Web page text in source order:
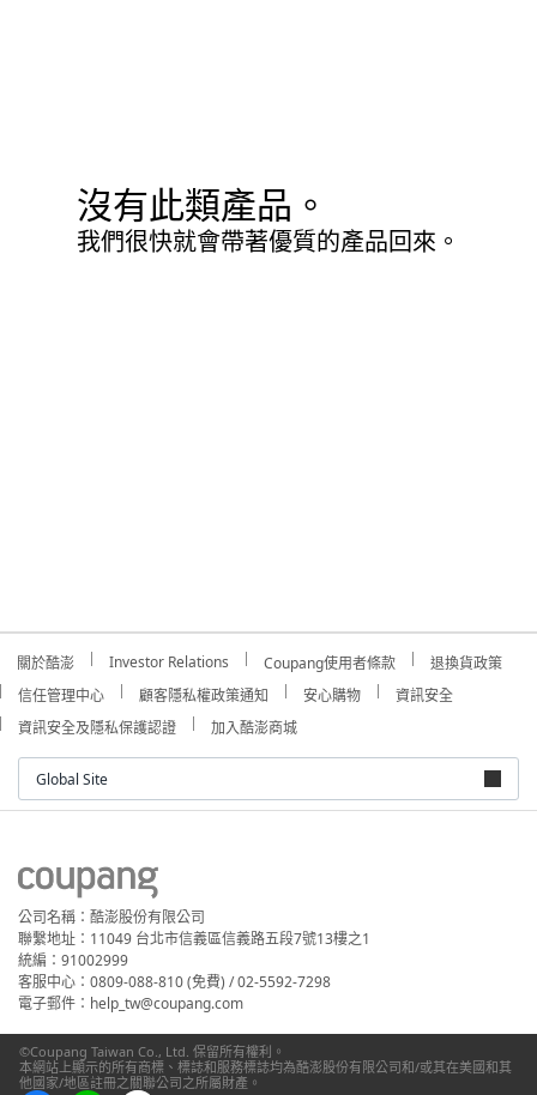
沒有此類產品。
我們很快就會帶著優質的產品回來。
關於酷澎 Investor Relations Coupang使用者條款
退換貨政策
信任管理中心
顧客隱私權政策通知 安心購物
資訊安全
資訊安全及隱私保護認證
加入酷澎商城
Global Site
公司名稱：酷澎股份有限公司
聯繫地址：11049 台北市信義區信義路五段7號13樓之1
統編：91002999
客服中心：0809-088-810 (免費) / 02-5592-7298
電子郵件：help_tw@coupang.com
©Coupang Taiwan Co., Ltd. 保留所有權利。
本網站上顯示的所有商標、標誌和服務標誌均為酷澎股份有限公司和/或其在美國和其
他國家/地區註冊之關聯公司之所屬財產。